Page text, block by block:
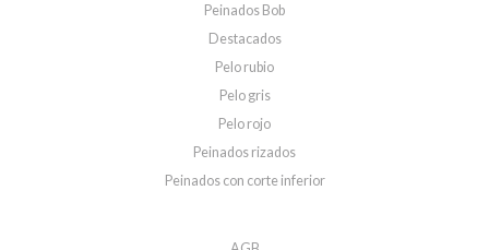
Peinados Bob
Destacados
Pelo rubio
Pelo gris
Pelo rojo
Peinados rizados
Peinados con corte inferior